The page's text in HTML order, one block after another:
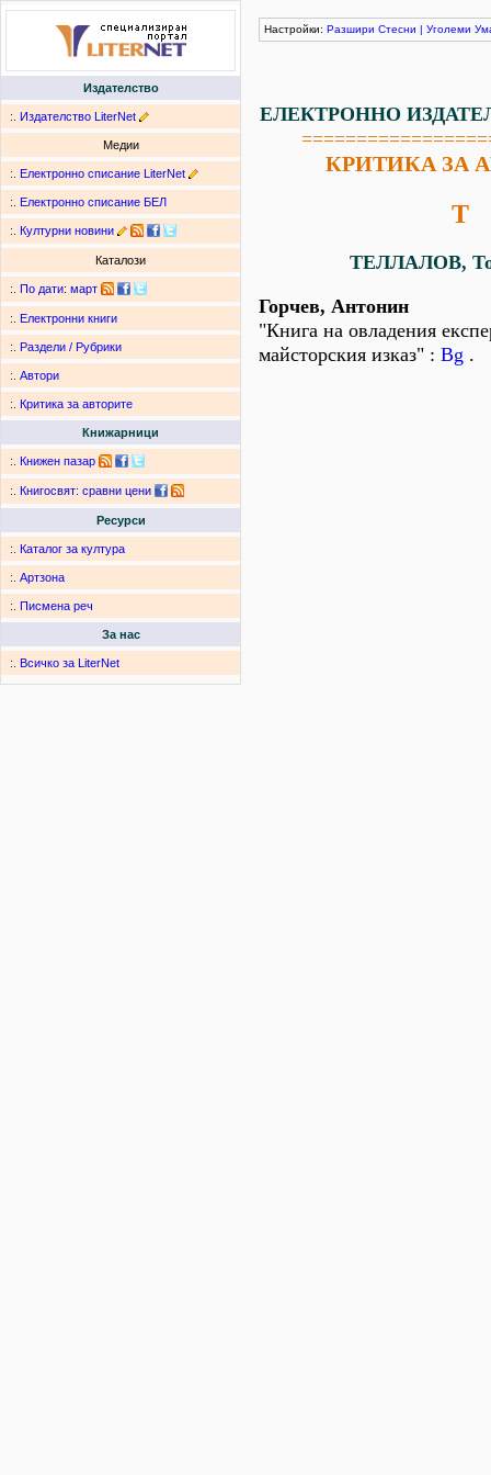
Издателство
:. Издателство LiterNet
Медии
:. Електронно списание LiterNet
:. Електронно списание БЕЛ
:. Културни новини
Каталози
:. По дати: март
:. Електронни книги
:. Раздели / Рубрики
:. Автори
:. Критика за авторите
Книжарници
:. Книжен пазар
:. Книгосвят: сравни цени
Ресурси
:. Каталог за култура
:. Артзона
:. Писмена реч
За нас
:. Всичко за LiterNet
Настройки: Разшири Стесни | Уголеми
ЕЛЕКТРОННО
КРИТИКА ЗА
Т
ТЕЛЛАЛОВ,
Горчев, Антонин
"Книга на овладения
майсторския изказ" : Bg .